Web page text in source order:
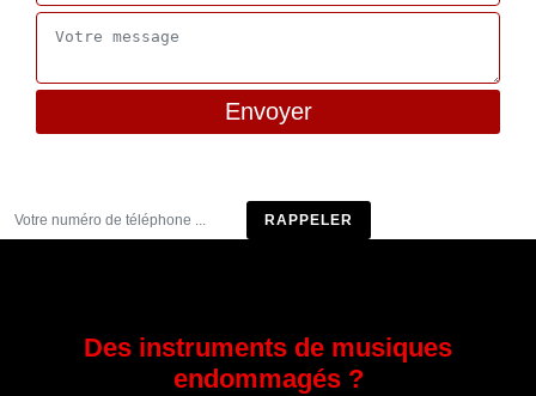
Des instruments de musiques
endommagés ?